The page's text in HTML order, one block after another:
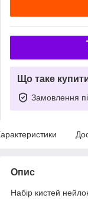
Що таке
Замовлення
Опис
Набір кистей